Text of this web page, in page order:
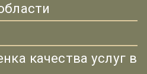
качества услуг в